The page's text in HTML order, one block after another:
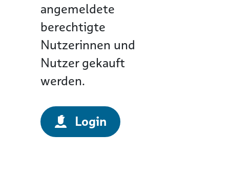
angemeldete
berechtigte
Nutzerinnen und
Nutzer gekauft
werden.
Login